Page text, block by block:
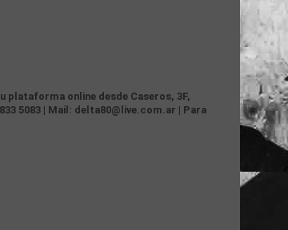
plataforma online desde Caseros, 3F,
5083 | Mail: delta80@live.com.ar | Para